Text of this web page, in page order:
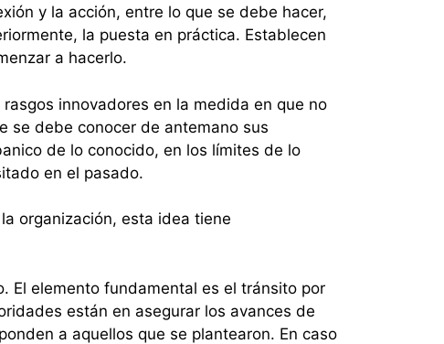
y la acción, entre lo que se debe hacer,
la puesta en práctica. Establecen
a hacerlo.
innovadores en la medida en que no
se debe conocer de antemano sus
de lo conocido, en los límites de lo
en el pasado.
organización, esta idea tiene
El elemento fundamental es el tránsito por
están en asegurar los avances de
a aquellos que se plantearon. En caso